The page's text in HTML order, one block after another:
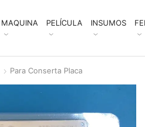
MAQUINA PELÍCULA INSUMOS
Para Conserta Placa